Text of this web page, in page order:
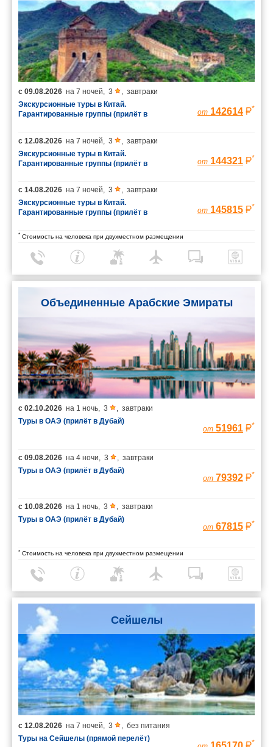
с 09.08.2026 на 7 ночей, 3 , завтраки
Экскурсионные туры в Китай.
Гарантированные группы (прилёт в
от 142614 *
с 12.08.2026 на 7 ночей, 3 , завтраки
Экскурсионные туры в Китай.
Гарантированные группы (прилёт в
от 144321 *
с 14.08.2026 на 7 ночей, 3 , завтраки
Экскурсионные туры в Китай.
Гарантированные группы (прилёт в
от 145815 *
* Стоимость на человека при двухместном размещении
Объединенные Арабские Эмираты
с 02.10.2026 на 1 ночь, 3 , завтраки
Туры в ОАЭ (прилёт в Дубай)
от 51961 *
с 09.08.2026 на 4 ночи, 3 , завтраки
Туры в ОАЭ (прилёт в Дубай)
от 79392 *
с 10.08.2026 на 1 ночь, 3 , завтраки
Туры в ОАЭ (прилёт в Дубай)
от 67815 *
* Стоимость на человека при двухместном размещении
Сейшелы
с 12.08.2026 на 7 ночей 3
без питания
Туры на Сейшелы (прямой перелёт)
*